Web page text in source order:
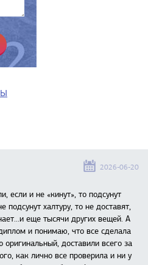
2026-06-20
если и не «кинут», то подсунут
подсунут халтуру, то не доставят,
еще тысячи других вещей. А
и понимаю, что все сделала
доставили всего за
как лично все проверила и ни у